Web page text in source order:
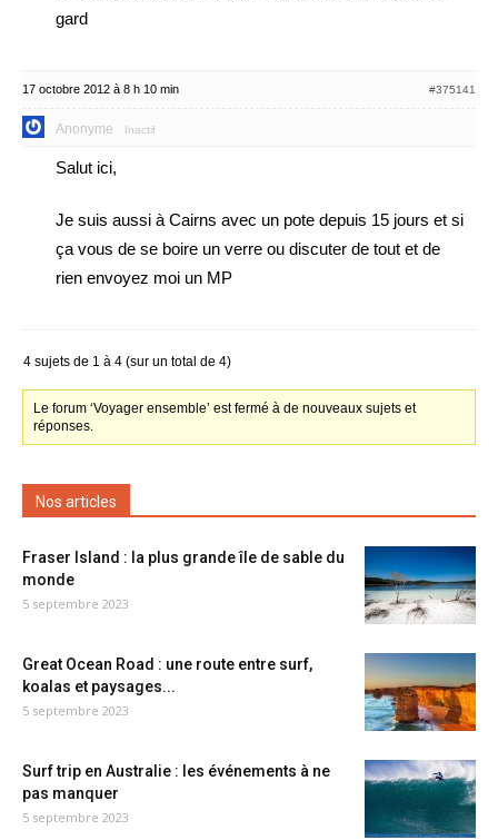
gard
17 octobre 2012 à 8 h 10 min #375141
Anonyme Inactif
Salut ici,
Je suis aussi à Cairns avec un pote depuis 15 jours et si
ça vous de se boire un verre ou discuter de tout et de
rien envoyez moi un MP
4 sujets de 1 à 4 (sur un total de 4)
Le forum ‘Voyager ensemble’ est fermé à de nouveaux sujets et
réponses.
Nos articles
Fraser Island : la plus grande île de sable du
monde
5 septembre 2023
Great Ocean Road : une route entre surf,
koalas et paysages...
5 septembre 2023
Surf trip en Australie : les événements à ne
pas manquer
5 septembre 2023